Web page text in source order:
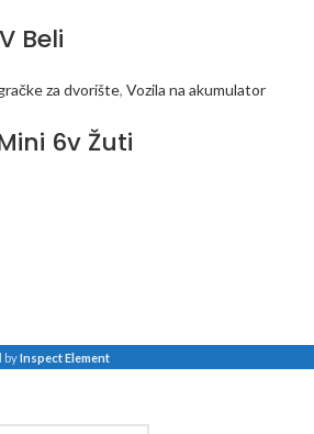
Beli
za dvorište, Vozila na akumulator
6v Žuti
byInspect Element